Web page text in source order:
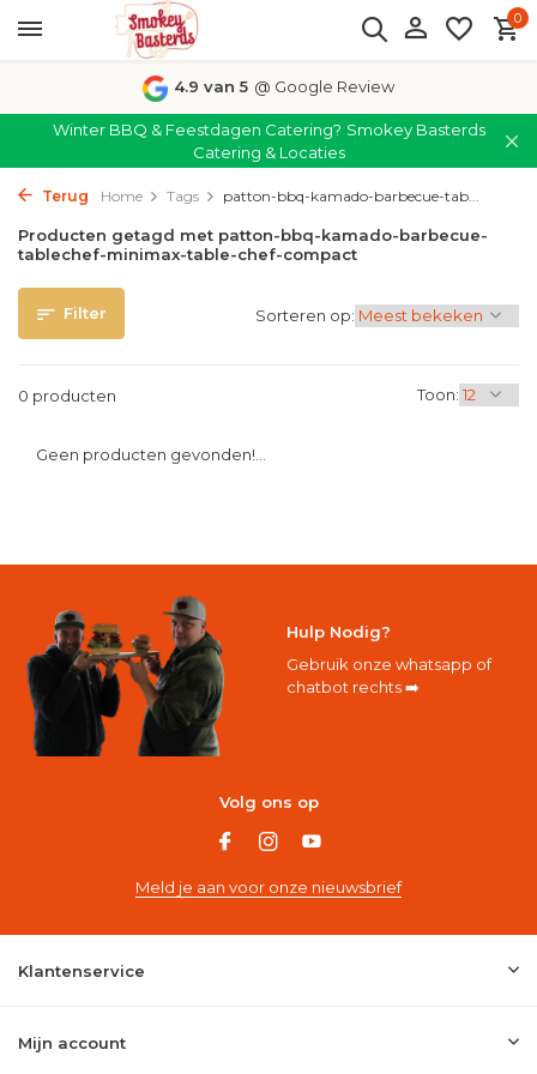
0
4.9 van 5 @ Google Review
Winter BBQ & Feestdagen Catering? Smokey Basterds
Catering & Locaties
Terug Home Tags patton-bbq-kamado-barbecue-tab...
Producten getagd met patton-bbq-kamado-barbecue-
tablechef-minimax-table-chef-compact
Filter
0 producten Toon:
Sorteren op:
Geen producten gevonden!...
Hulp Nodig?
Gebruik onze whatsapp of
chatbot rechts ➡️
Volg ons op
Meld je aan voor onze nieuwsbrief
Klantenservice
Mijn account